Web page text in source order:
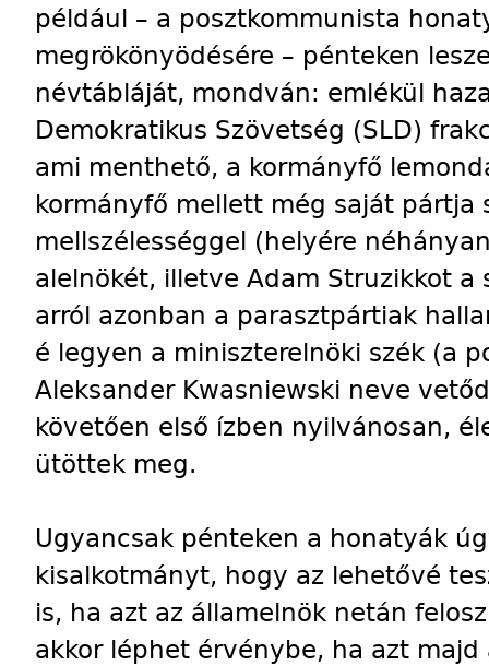
például – a posztkommunista
megrökönyödésére – pénteken
névtábláját, mondván: emlékül
Demokratikus Szövetség (SLD)
ami menthető, a kormányfő
kormányfő mellett még saját pártja
mellszélességgel (helyére
alelnökét, illetve Adam Struzikkot
arról azonban a parasztpártiak
é legyen a miniszterelnöki szék (a
Aleksander Kwasniewski neve
követően első ízben nyilvánosan,
ütöttek meg.
Ugyancsak pénteken a honatyák
kisalkotmányt, hogy az lehetővé
is, ha azt az államelnök netán
akkor léphet érvénybe, ha azt